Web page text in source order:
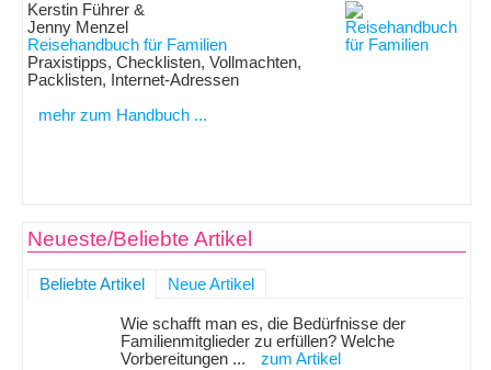
Kerstin Führer &
Jenny Menzel
Reisehandbuch für Familien
Praxistipps, Checklisten, Vollmachten,
Packlisten, Internet-Adressen
mehr zum Handbuch ...
Neueste/Beliebte Artikel
Beliebte Artikel Neue Artikel
Wie schafft man es, die Bedürfnisse der
Familienmitglieder zu erfüllen? Welche
Vorbereitungen ...
zum Artikel